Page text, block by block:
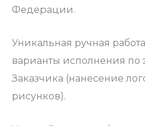
Федерации.
Уникальная ручная
варианты исполнения
Заказчика (нанесение
рисунков).